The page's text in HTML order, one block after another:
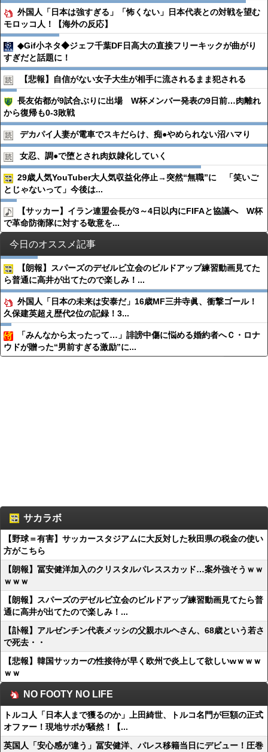
外国人「日本は強すぎる」「怖くない」日本代表との対戦を望む
モロッコ人！【海外の反応】
◆Gif小ネタ◆ジェフ千葉DF日高大の直接フリーキックが曲がり
すぎだと話題に！
【悲報】自信がない女子大生が相手に流されるまま犯される
長友佑都が9試合ぶりに出場 W杯メンバー発表の9日前…肉離れ
から復帰も0-3敗戦
デカパイ人妻が電車でスキだらけ、痴●︎やめられない沼ハマり
女忍、調●︎で堕とされ肉奴隷化していく
29歳人気YouTuber大人気収益化停止→突然“無職”に 「笑いご
とじゃないって」今後は...
【サッカー】イラン連盟会長が3～4日以内にFIFAと協議へ W杯
で革命防衛隊に対する敬意を...
今日のオススメ記事
【朗報】スパーズのデゼルビ立会のビルドアップ練習動画見てた
ら普通に高井が出てたので楽しみ！...
外国人「日本の未来は安泰だ」16歳MF三井寺眞、衝撃ゴール！
久保建英超え歴代2位の記録！3...
「みんなから太ったって…」誹謗中傷に悩める婚約者へＣ・ロナ
ウドが贈った“男前すぎる激励”に...
サカラボ
【野球＝有害】サッカースタジアムに大反対した秋田県の税金の使い
方がこちら
【朗報】冨安健洋加入のクリスタルパレススカッド…案外強そうｗｗ
ｗｗｗ
【朗報】スパーズのデゼルビ立会のビルドアップ練習動画見てたら普
通に高井が出てたので楽しみ！...
【訃報】アルゼンチン代表メッシの父親ホルヘさん、68歳という若さ
で死去・・
【悲報】韓国サッカーの性接待が早く欧州で炎上して欲しいwｗｗｗ
ｗｗ
NO FOOTY NO LIFE
トルコ人「日本人まで獲るのか」上田綺世、トルコ名門が巨額の正式
オファー！現地サポが騒然！【...
英国人「安心感が違う」冨安健洋、パレス移籍当日にデビュー！圧巻